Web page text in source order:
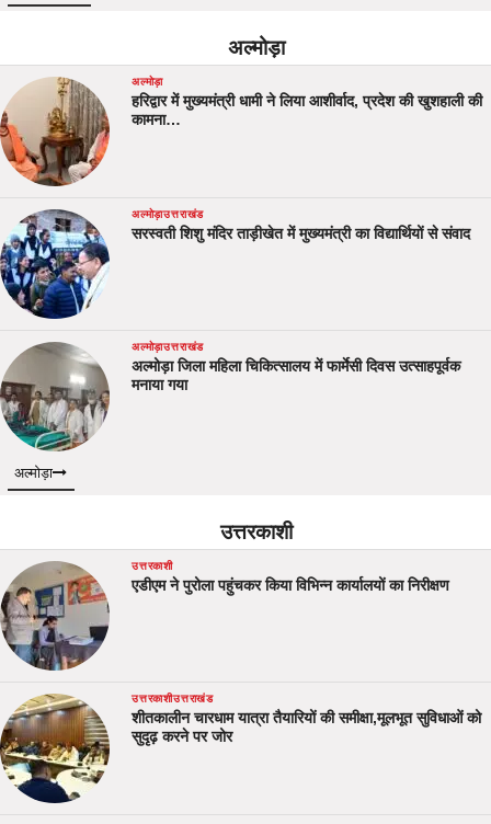
अल्मोड़ा
अल्मोड़ा
हरिद्वार में मुख्यमंत्री धामी ने लिया आशीर्वाद, प्रदेश की खुशहाली की
कामना…
अल्मोड़ाउत्तराखंड
सरस्वती शिशु मंदिर ताड़ीखेत में मुख्यमंत्री का विद्यार्थियों से संवाद
अल्मोड़ाउत्तराखंड
अल्मोड़ा जिला महिला चिकित्सालय में फार्मेसी दिवस उत्साहपूर्वक
मनाया गया
अल्मोड़ा
उत्तरकाशी
उत्तरकाशी
एडीएम ने पुरोला पहुंचकर किया विभिन्न कार्यालयों का निरीक्षण
उत्तरकाशीउत्तराखंड
शीतकालीन चारधाम यात्रा तैयारियों की समीक्षा,मूलभूत सुविधाओं को
सुदृढ़ करने पर जोर